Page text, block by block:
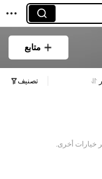
متابع
تصنيف
خيارات أخرى.